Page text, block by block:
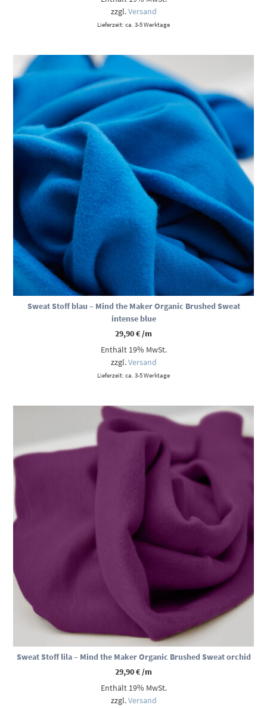
zzgl.Versand
Lieferzeit: ca. 3-5 Werktage
Sweat Stoff blau – Mind the Maker Organic Brushed Sweat
intense blue
29,90€/m
Enthält 19% MwSt.
zzgl.Versand
Lieferzeit: ca. 3-5 Werktage
Sweat Stoff lila – Mind the Maker Organic Brushed Sweat orchid
29,90€/m
Enthält 19% MwSt.
zzgl.Versand